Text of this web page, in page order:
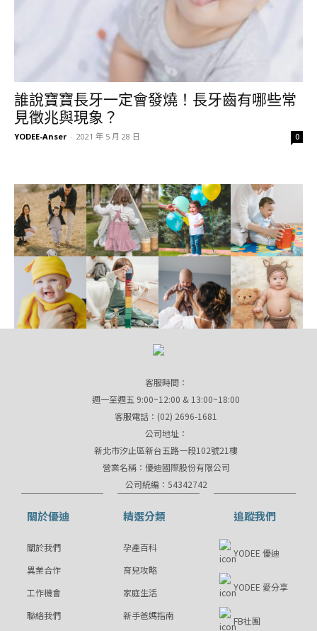
誰說寶寶長牙一定會發燒！長牙齒有哪些常
見徵兆與現象？
YODEE-Anser - 2021 年 5 月 28 日 0
客服時間：
週一至週五 9:00~12:00 & 13:00~18:00
客服電話：(02) 2696-1681
公司地址：
新北市汐止區新台五路一段102號21樓
營業名稱：優迪國際股份有限公司
公司統編：54342742
關於優迪
關於我們
異業合作
工作機會
聯絡我們
精選分類
孕產百科
育兒攻略
家庭生活
新手爸媽指南
追蹤我們
YODEE 優迪
YODEE 愛分享
FB社團